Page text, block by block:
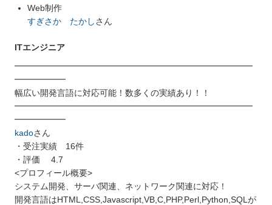
Web制作
すぎさか たかしさん
ITエンジニア
━━━━━━━━━━━━━━━━━━━━━━━━━━━━
━━━━━━
幅広い開発言語に対応可能！数多くの実績あり！！
━━━━━━━━━━━━━━━━━━━━━━━━━━━━
━━━━━━
kadoさん
・受注実績 16件
・評価 4.7
<プロフィール概要>
システム開発、サーバ関連、ネットワーク関連に対応！
開発言語はHTML,CSS,Javascript,VB,C,PHP,Perl,Python,SQLが